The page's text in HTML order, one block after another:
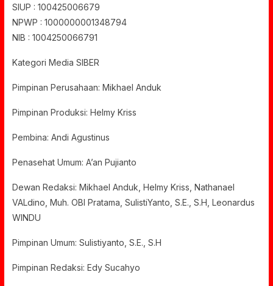
SIUP : 100425006679
NPWP : 1000000001348794
NIB : 1004250066791
Kategori Media SIBER
Pimpinan Perusahaan: Mikhael Anduk
Pimpinan Produksi: Helmy Kriss
Pembina: Andi Agustinus
Penasehat Umum: A’an Pujianto
Dewan Redaksi: Mikhael Anduk, Helmy Kriss, Nathanael
VALdino, Muh. OBI Pratama, SulistiYanto, S.E., S.H, Leonardus
WINDU
Pimpinan Umum: Sulistiyanto, S.E., S.H
Pimpinan Redaksi: Edy Sucahyo